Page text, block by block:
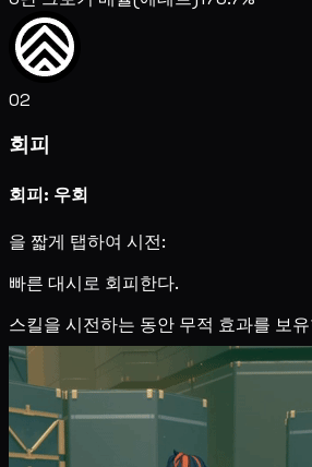
02
회피
회피: 우회
을 짧게 탭하여 시전:
빠른 대시로 회피한다.
스킬을 시전하는 동안 무적 효과를 보